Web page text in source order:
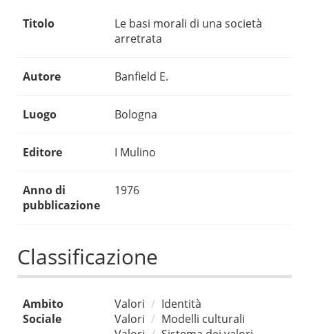
Titolo
Le basi morali di una società
arretrata
Autore Banfield E.
Luogo Bologna
Editore I Mulino
Anno di
pubblicazione
1976
Classificazione
Ambito
Sociale
Valori
Identità
Valori
Modelli culturali